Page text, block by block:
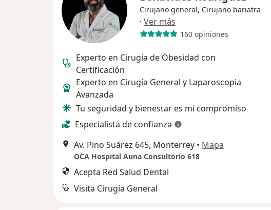
Cirujano general, Cirujano bariatra
· Ver más
160 opiniones
Experto en Cirugía de Obesidad con
Certificación
Experto en Cirugía General y Laparoscopia
Avanzada
Tu seguridad y bienestar es mi compromiso
Especialista de confianza
Av. Pino Suárez 645, Monterrey • Mapa
OCA Hospital Auna Consultorio 618
Acepta Red Salud Dental
Visita Cirugía General